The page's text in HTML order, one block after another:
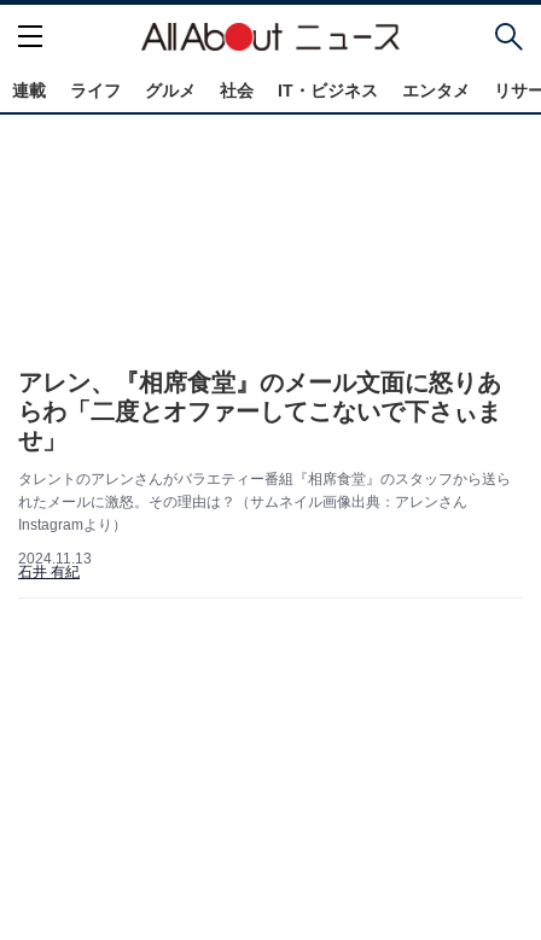
連載 ライフ グルメ 社会 IT・ビジネス エンタメ リサ
アレン、『相席食堂』のメール文面に怒りあ
らわ「二度とオファーしてこないで下さぃま
せ」
タレントのアレンさんがバラエティー番組『相席食堂』のスタッフから送ら
れたメールに激怒。その理由は？（サムネイル画像出典：アレンさん
Instagramより）
2024.11.13
石井 有紀